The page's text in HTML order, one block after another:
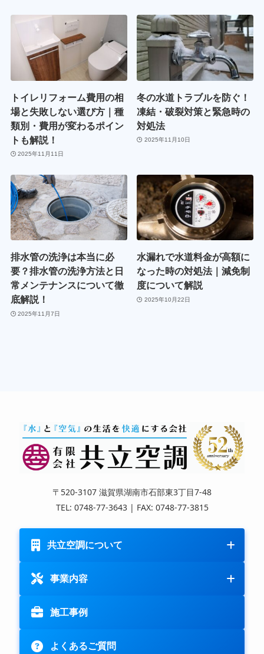
トイレリフォーム費用の相
場と失敗しない選び方｜種
類別・費用が変わるポイン
トも解説！
2025年11月11日
冬の水道トラブルを防ぐ！
凍結・破裂対策と緊急時の
対処法
2025年11月10日
排水管の洗浄は本当に必
要？排水管の洗浄方法と日
常メンテナンスについて徹
底解説！
2025年11月7日
水漏れで水道料金が高額に
なった時の対処法｜減免制
度について解説
2025年10月22日
〒520-3107 滋賀県湖南市石部東3丁目7-48
TEL: 0748-77-3643 | FAX: 0748-77-3815
共立空調について
事業内容
施工事例
よくあるご質問